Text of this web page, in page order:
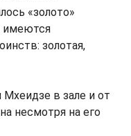
«золото»
имеются
золотая,
в зале и от
несмотря на его